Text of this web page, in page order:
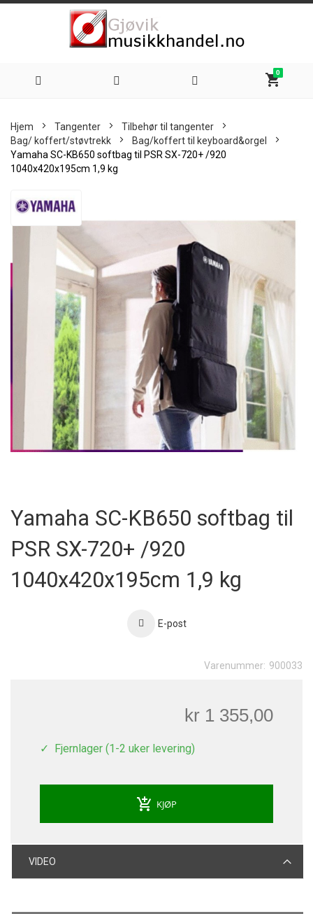
shopping_cart
0
innhold
Hjem Tangenter
Tilbehør til tangenter
Bag/ koffert/støvtrekk
Bag/koffert til keyboard&orgel
Yamaha SC-KB650 softbag til PSR SX-720+ /920
1040x420x195cm 1,9 kg
to
the
the
the
of
the
images
gallery
Yamaha SC-KB650 softbag til
PSR SX-720+ /920
1040x420x195cm 1,9 kg
E-post
Varenummer: 900033
kr 1 355,00
Fjernlager (1-2 uker levering)
add_shopping_cart KJØP
VIDEO